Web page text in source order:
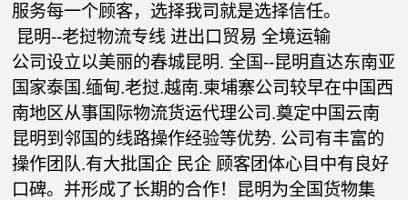
服务每一个顾客，选择我司就是选择信任。
昆明--老挝物流专线 进出口贸易 全境运输
公司设立以美丽的春城昆明. 全国--昆明直达东南亚
国家泰国.缅甸.老挝.越南.柬埔寨公司较早在中国西
南地区从事国际物流货运代理公司.奠定中国云南
昆明到邻国的线路操作经验等优势. 公司有丰富的
操作团队.有大批国企 民企 顾客团体心目中有良好
口碑。并形成了长期的合作！昆明为全国货物集